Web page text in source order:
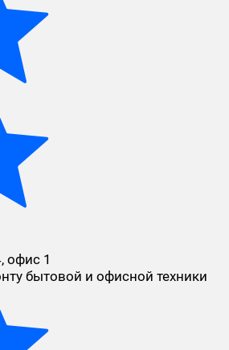
офис 1
бытовой и офисной техники